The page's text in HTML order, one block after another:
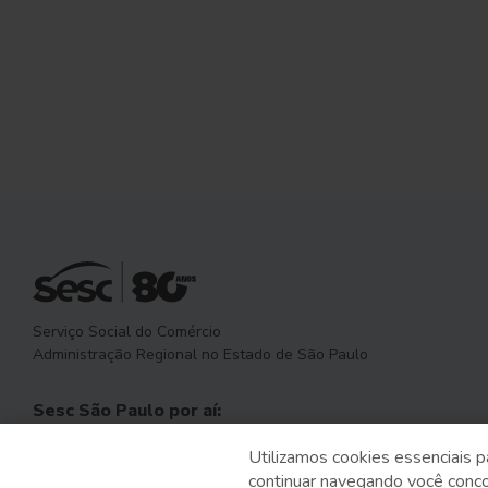
Serviço Social do Comércio
Administração Regional no Estado de São Paulo
Sesc São Paulo por aí:
Utilizamos cookies essenciais
continuar navegando você